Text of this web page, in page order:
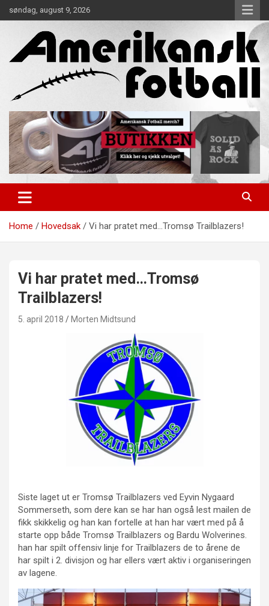
to
søndag, august 9, 2026
Amerikansk Fotball
Home Hovedsak Vi har pratet med…Tromsø Trailblazers!
Vi har pratet med…Tromsø
Trailblazers!
5. april 2018 Morten Midtsund
Siste laget ut er Tromsø Trailblazers ved Eyvin Nygaard
Sommerseth, som dere kan se har han også lest mailen de
fikk skikkelig og han kan fortelle at han har vært med på å
starte opp både Tromsø Trailblazers og Bardu Wolverines.
han har spilt offensiv linje for Trailblazers de to årene de
har spilt i 2. divisjon og har ellers vært aktiv i organiseringen
av lagene.